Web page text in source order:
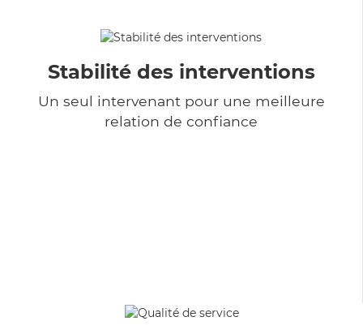
Stabilité des interventions
Un seul intervenant pour une meilleure
relation de confiance